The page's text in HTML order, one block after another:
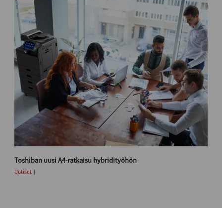
Toshiban uusi A4-ratkaisu hybridityöhön
Uutiset